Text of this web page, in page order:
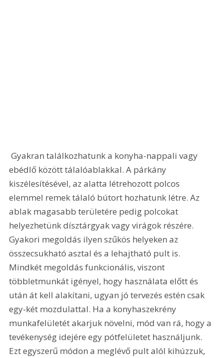
Gyakran találkozhatunk a konyha-nappali vagy
ebédlő között tálalóablakkal. A párkány
kiszélesítésével, az alatta létrehozott polcos
elemmel remek tálaló bútort hozhatunk létre. Az
ablak magasabb területére pedig polcokat
helyezhetünk dísztárgyak vagy virágok részére.
Gyakori megoldás ilyen szűkös helyeken az
összecsukható asztal és a lehajtható pult is.
Mindkét megoldás funkcionális, viszont
többletmunkát igényel, hogy használata előtt és
után át kell alakítani, ugyan jó tervezés estén csak
egy-két mozdulattal. Ha a konyhaszekrény
munkafelületét akarjuk növelni, mód van rá, hogy a
tevékenység idejére egy pótfelületet használjunk.
Ezt egyszerű módon a meglévő pult alól kihúzzuk,